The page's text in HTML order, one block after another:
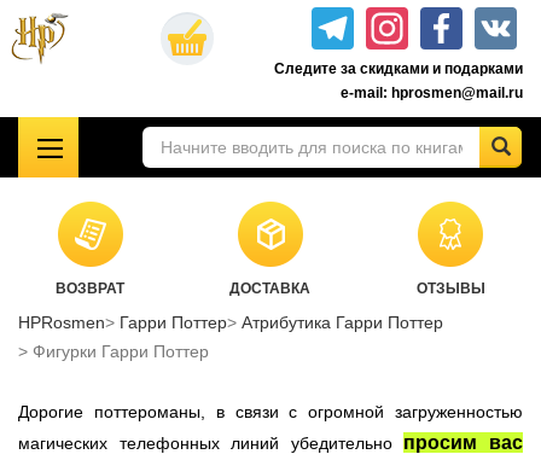
Перейти
Следите за скидками и подарками
e-mail: hprosmen@mail.ru
Комплекты книг о Гарри Поттере
Акционные товары к комплекту 7 книг Росмэн
Гарри Поттер на английском
Настольные игры
ВОЗВРАТ ДОСТАВКА ОТЗЫВЫ
HPRosmen Гарри Поттер
Атрибутика Гарри Поттер
Фигурки Гарри Поттер
Дорогие поттероманы, в связи с огромной загруженностью
магических телефонных линий убедительно просим вас